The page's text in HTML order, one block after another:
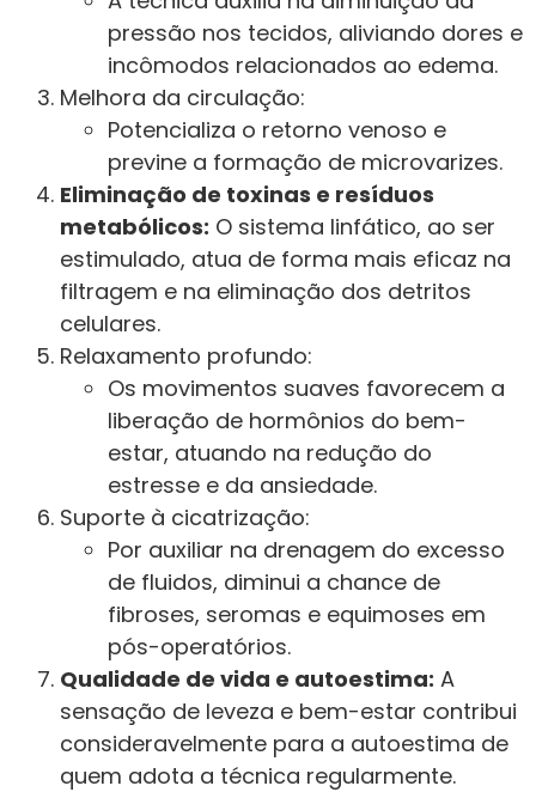
pressão nos tecidos, aliviando dores e
incômodos relacionados ao edema.
Melhora da circulação:
Potencializa o retorno venoso e
previne a formação de microvarizes.
Eliminação de toxinas e resíduos
metabólicos: O sistema linfático, ao ser
estimulado, atua de forma mais eficaz na
filtragem e na eliminação dos detritos
celulares.
Relaxamento profundo:
Os movimentos suaves favorecem a
liberação de hormônios do bem-
estar, atuando na redução do
estresse e da ansiedade.
Suporte à cicatrização:
Por auxiliar na drenagem do excesso
de fluidos, diminui a chance de
fibroses, seromas e equimoses em
pós-operatórios.
Qualidade de vida e autoestima: A
sensação de leveza e bem-estar contribui
consideravelmente para a autoestima de
quem adota a técnica regularmente.